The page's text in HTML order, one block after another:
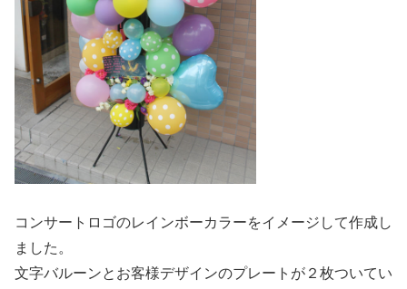
コンサートロゴのレインボーカラーをイメージして作成し
ました。
文字バルーンとお客様デザインのプレートが２枚ついてい